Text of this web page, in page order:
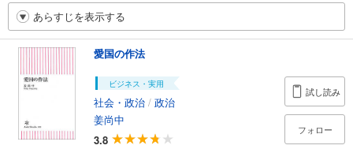
あらすじを表示する
愛国の作法
ビジネス・実用
社会・政治 / 政治
姜尚中
3.8
試し読み
フォロー